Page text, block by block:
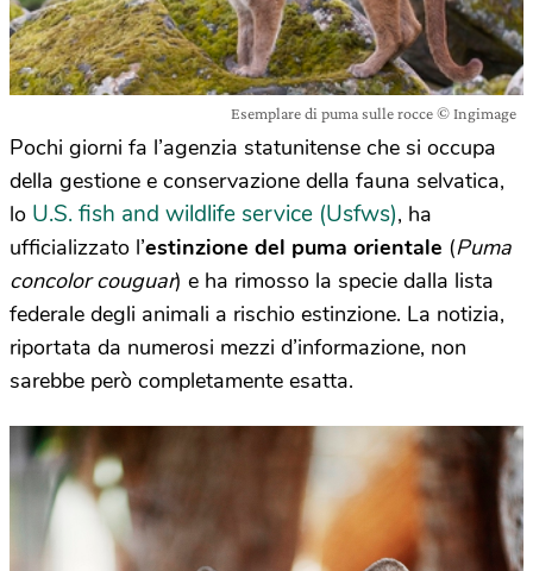
Esemplare di puma sulle rocce © Ingimage
Pochi giorni fa l’agenzia statunitense che si occupa
della gestione e conservazione della fauna selvatica,
lo U.S. fish and wildlife service (Usfws), ha
ufficializzato l’estinzione del puma orientale (Puma
concolor couguar) e ha rimosso la specie dalla lista
federale degli animali a rischio estinzione. La notizia,
riportata da numerosi mezzi d’informazione, non
sarebbe però completamente esatta.